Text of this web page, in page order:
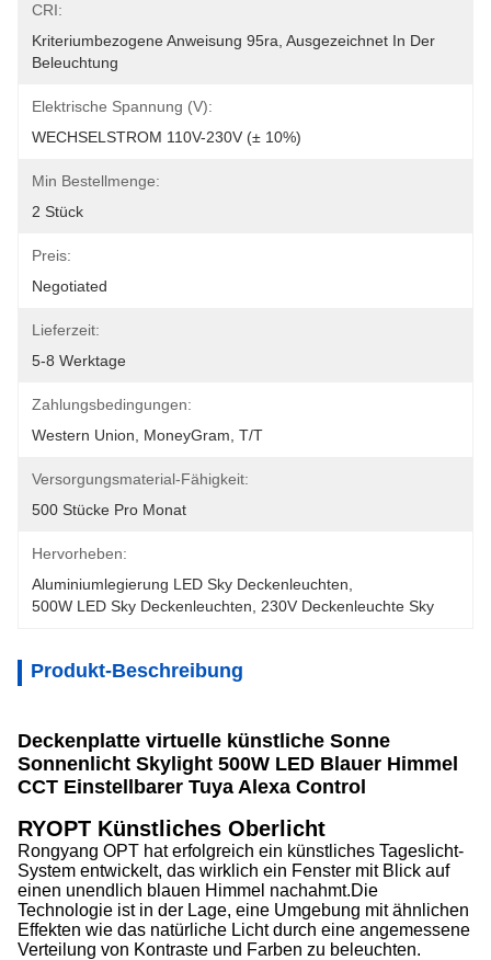
CRI:
Kriteriumbezogene Anweisung 95ra, Ausgezeichnet In Der
Beleuchtung
Elektrische Spannung (V):
WECHSELSTROM 110V-230V (± 10%)
Min Bestellmenge:
2 Stück
Preis:
Negotiated
Lieferzeit:
5-8 Werktage
Zahlungsbedingungen:
Western Union, MoneyGram, T/T
Versorgungsmaterial-Fähigkeit:
500 Stücke Pro Monat
Hervorheben:
Aluminiumlegierung LED Sky Deckenleuchten
500W LED Sky Deckenleuchten
230V Deckenleuchte Sky
Produkt-Beschreibung
Deckenplatte virtuelle künstliche Sonne
Sonnenlicht Skylight 500W LED Blauer Himmel
CCT Einstellbarer Tuya Alexa Control
RYOPT Künstliches Oberlicht
Rongyang OPT hat erfolgreich ein künstliches Tageslicht-
System entwickelt, das wirklich ein Fenster mit Blick auf
einen unendlich blauen Himmel nachahmt.Die
Technologie ist in der Lage, eine Umgebung mit ähnlichen
Effekten wie das natürliche Licht durch eine angemessene
Verteilung von Kontraste und Farben zu beleuchten.